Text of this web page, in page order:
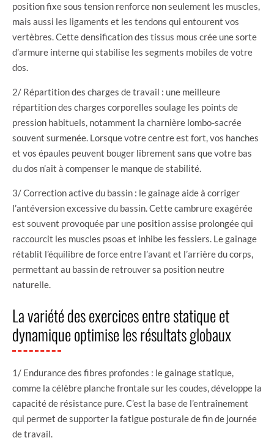
position fixe sous tension renforce non seulement les muscles,
mais aussi les ligaments et les tendons qui entourent vos
vertèbres. Cette densification des tissus mous crée une sorte
d’armure interne qui stabilise les segments mobiles de votre
dos.
2/ Répartition des charges de travail : une meilleure
répartition des charges corporelles soulage les points de
pression habituels, notamment la charnière lombo-sacrée
souvent surmenée. Lorsque votre centre est fort, vos hanches
et vos épaules peuvent bouger librement sans que votre bas
du dos n’ait à compenser le manque de stabilité.
3/ Correction active du bassin : le gainage aide à corriger
l’antéversion excessive du bassin. Cette cambrure exagérée
est souvent provoquée par une position assise prolongée qui
raccourcit les muscles psoas et inhibe les fessiers. Le gainage
rétablit l’équilibre de force entre l’avant et l’arrière du corps,
permettant au bassin de retrouver sa position neutre
naturelle.
La variété des exercices entre statique et
dynamique optimise les résultats globaux
1/ Endurance des fibres profondes : le gainage statique,
comme la célèbre planche frontale sur les coudes, développe la
capacité de résistance pure. C’est la base de l’entraînement
qui permet de supporter la fatigue posturale de fin de journée
de travail.